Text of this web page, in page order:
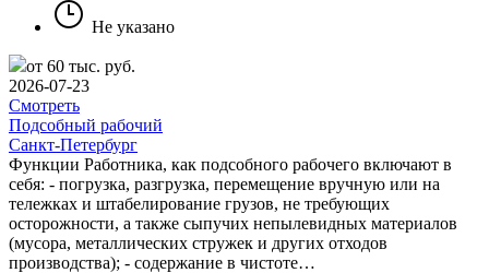
Не указано
от 60 тыс. руб.
2026-07-23
Смотреть
Подсобный рабочий
Санкт-Петербург
Функции Работника, как подсобного рабочего включают в
себя: - погрузка, разгрузка, перемещение вручную или на
тележках и штабелирование грузов, не требующих
осторожности, а также сыпучих непылевидных материалов
(мусора, металлических стружек и других отходов
производства); - содержание в чистоте…